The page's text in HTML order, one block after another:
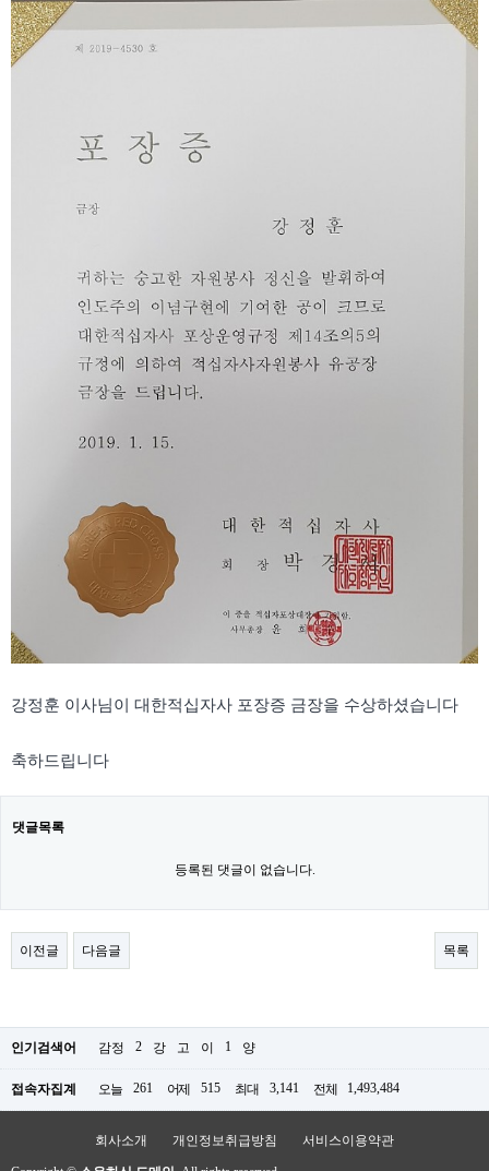
강정훈 이사님이 대한적십자사 포장증 금장을 수상하셨습니다
축하드립니다
댓글목록
등록된 댓글이 없습니다.
이전글 다음글 목록
인기검색어 감정 2 강 고 이 1 양
접속자집계 오늘 261 어제 515 최대 3,141 전체 1,493,484
회사소개 개인정보취급방침 서비스이용약관